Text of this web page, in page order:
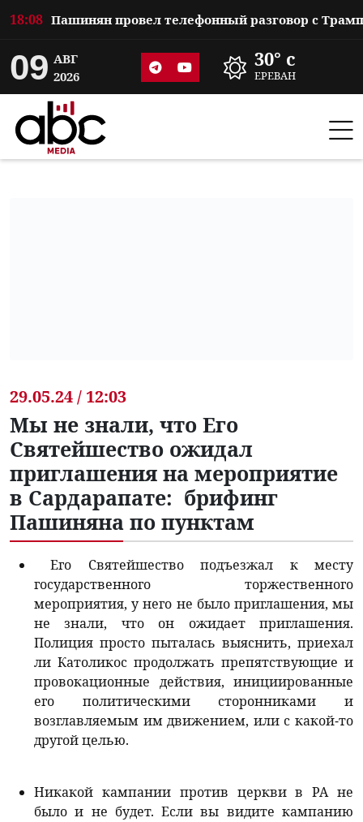
18:08
09 АВГ
2026
30° c
ЕРЕВАН
29.05.24 / 12:03
Мы не знали, что Его
Святейшество ожидал
приглашения на мероприятие
в Сардарапате: брифинг
Пашиняна по пунктам
Его Святейшество подъезжал к месту
государственного торжественного
мероприятия, у него не было приглашения, мы
не знали, что он ожидает приглашения.
Полиция просто пыталась выяснить, приехал
ли Католикос продолжать препятствующие и
провокационные действия, инициированные
его политическими сторонниками и
возглавляемым им движением, или с какой-то
другой целью.
Никакой кампании против церкви в РА не
было и не будет. Если вы видите кампанию